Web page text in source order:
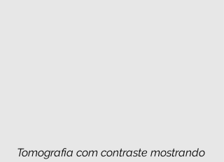
Tomografia com contraste mostrando